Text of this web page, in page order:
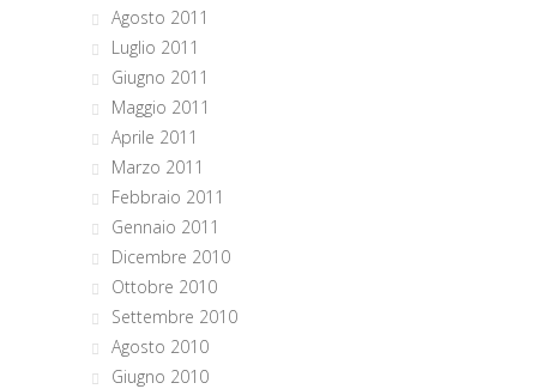
Agosto 2011
Luglio 2011
Giugno 2011
Maggio 2011
Aprile 2011
Marzo 2011
Febbraio 2011
Gennaio 2011
Dicembre 2010
Ottobre 2010
Settembre 2010
Agosto 2010
Giugno 2010